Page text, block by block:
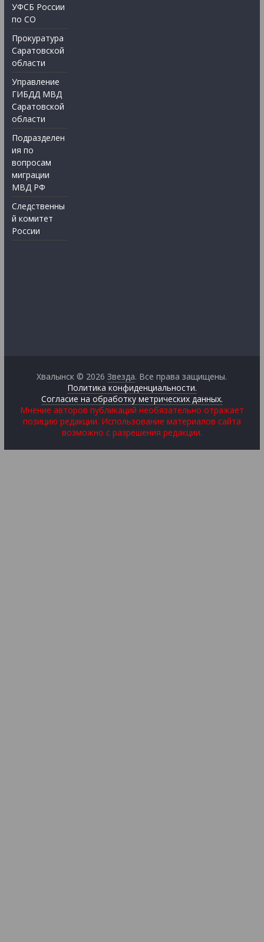
УФСБ России
по СО
Прокуратура
Саратовской
области
Управление
ГИБДД МВД
Саратовской
области
Подразделен
ия по
вопросам
миграции
МВД РФ
Следственны
й комитет
России
Хвалынск © 2026Звезда. Все права защищены.
Политика конфиденциальности.
Согласие на обработку метрических данных.
Мнение авторов публикаций необязательно отражает
позицию редакции. Использование материалов сайта
возможно с разрешения редакции.